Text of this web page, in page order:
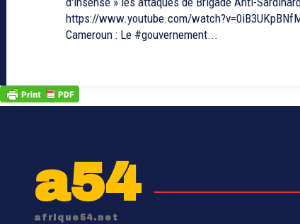
https://www.youtube.com/
Cameroun : Le #gouvernement...
a54
afrique54.net